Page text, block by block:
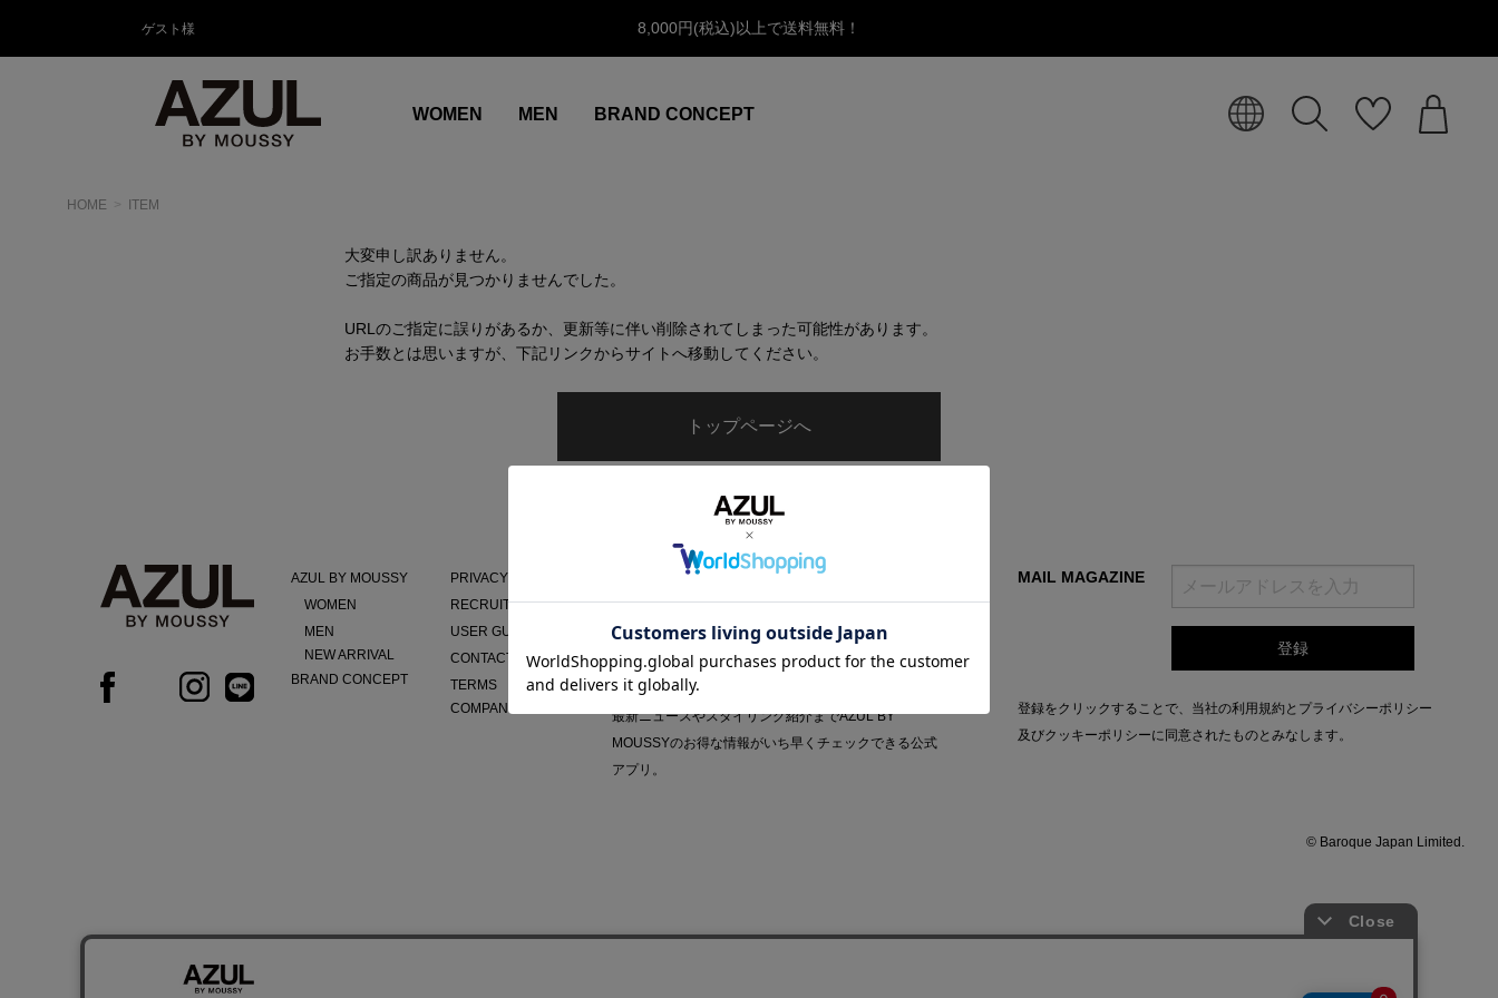
ゲスト様 8,000円(税込)以上で送料無料！
WOMEN MEN BRAND CONCEPT
HOME ITEM
大変申し訳ありません。
ご指定の商品が見つかりませんでした。
URLのご指定に誤りがあるか、更新等に伴い削除されてしまった可能性があります。
お手数とは思いますが、下記リンクからサイトへ移動してください。
トップページへ
AZUL BY MOUSSY
WOMEN
MEN
NEW ARRIVAL
BRAND CONCEPT
PRIVACY POLICY
RECRUIT
USER GUIDE
CONTACT
TERMS
COMPANY
AZUL APP
最新ニュースやスタイリング紹介までAZUL BY
MOUSSYのお得な情報がいち早くチェックできる公式
アプリ。
MAIL MAGAZINE
登録をクリックすることで、当社の利用規約 と プライバシーポリシー
及びクッキーポリシーに同意されたものとみなします。
© Baroque Japan Limited.